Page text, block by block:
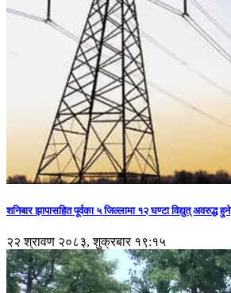
शनिबार झापासहित पूर्वका ५ जिल्लामा १२ घण्टा विद्युत् अवरुद्ध हुने
२२ श्रावण २०८३, शुक्रबार १९:१५